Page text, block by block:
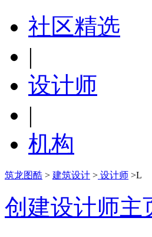
社区精选
|
设计师
|
机构
筑龙图酷 > 建筑设计 > 设计师 >L
创建设计师主